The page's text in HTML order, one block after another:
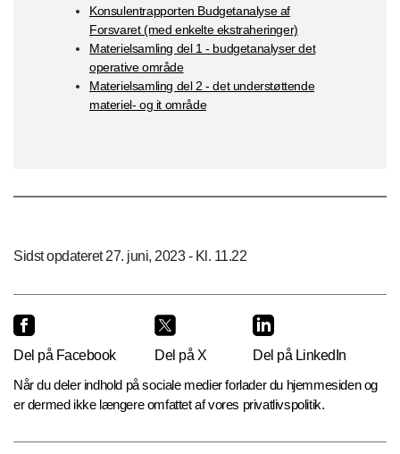
Konsulentrapporten Budgetanalyse af
Forsvaret (med enkelte ekstraheringer)
Materielsamling del 1 - budgetanalyser det
operative område
Materielsamling del 2 - det understøttende
materiel- og it område
Sidst opdateret 27. juni, 2023 - Kl. 11.22
Del på Facebook Del på X
Del på LinkedIn
Når du deler indhold på sociale medier forlader du hjemmesiden og
er dermed ikke længere omfattet af vores privatlivspolitik.